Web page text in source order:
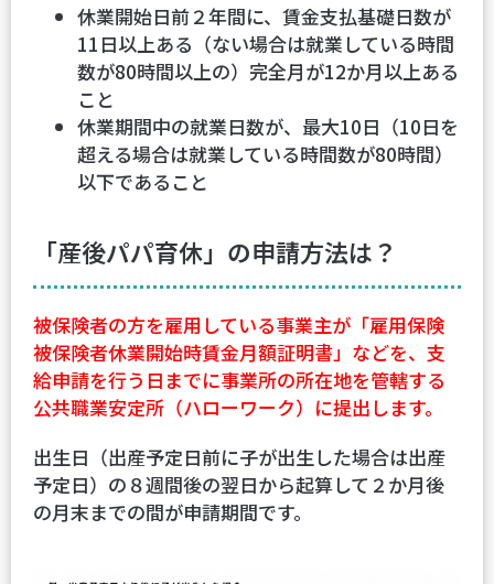
休業開始日前２年間に、賃金支払基礎日数が
11日以上ある（ない場合は就業している時間
数が80時間以上の）完全月が12か月以上ある
こと
休業期間中の就業日数が、最大10日（10日を
超える場合は就業している時間数が80時間）
以下であること
「産後パパ育休」の申請方法は？
被保険者の方を雇用している事業主が「雇用保険
被保険者休業開始時賃金月額証明書」などを、支
給申請を行う日までに事業所の所在地を管轄する
公共職業安定所（ハローワーク）に提出します。
出生日（出産予定日前に子が出生した場合は出産
予定日）の８週間後の翌日から起算して２か月後
の月末までの間が申請期間です。